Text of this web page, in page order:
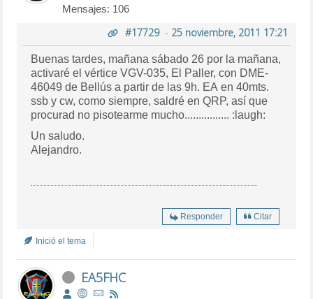
Mensajes: 106
#17729- 25 noviembre, 2011 17:21
Buenas tardes, mañana sábado 26 por la mañana,
activaré el vértice VGV-035, El Paller, con DME-
46049 de Bellús a partir de las 9h. EA en 40mts.
ssb y cw, como siempre, saldré en QRP, así que
procurad no pisotearme mucho................ :laugh:
Un saludo.
Alejandro.
Responder Citar
Inició el tema
EA5FHC